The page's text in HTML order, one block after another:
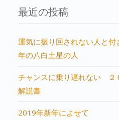
最近の投稿
運気に振り回されない人と付
年の八白土星の人
チャンスに乗り遅れない ２
解説書
2019年新年によせて